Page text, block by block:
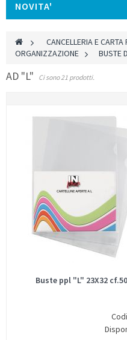
NOVITA'
> CANCELLERIA E
ORGANIZZAZIONE > BUSTE
AD "L" Ci sono 21 prodotti.
Buste ppl "L" 23X32